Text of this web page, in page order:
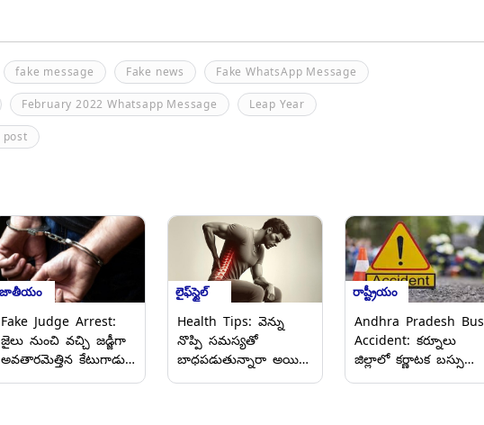
fake message Fake news Fake WhatsApp Message
February 2022 Whatsapp Message Leap Year
జాతీయం
Fake Judge Arrest:
జైలు నుంచి వచ్చి జడ్జీగా
అవతారమెత్తిన కేటుగాడు,
లైఫ్‌స్టైల్
Health Tips: వెన్ను
నొప్పి సమస్యతో
బాధపడుతున్నారా అయితే
రాష్ట్రీయం
Andhra Pradesh Bus
Accident: కర్నూలు
జిల్లాలో కర్ణాటక బస్సు